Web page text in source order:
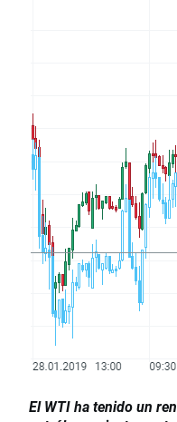
El WTI ha tenido un